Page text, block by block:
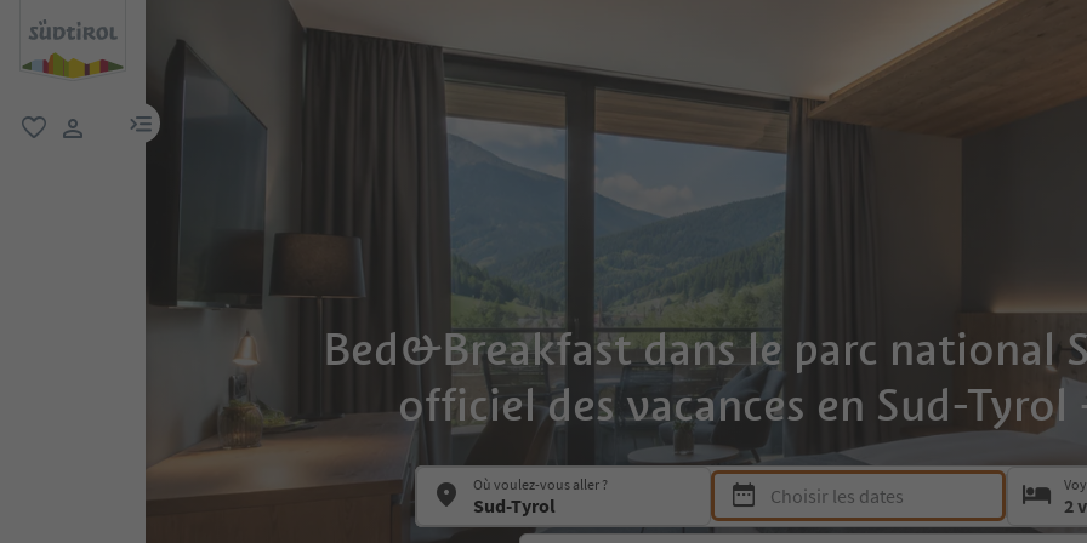
lien menu
Bed&Breakfast dans le parc national
officiel des vacances en Sud-
Où voulez-vous aller ? Choisir les dates
Press Space or Enter to open the date picker
2